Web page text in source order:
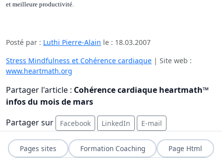
et meilleure productivité.
Posté par : Luthi Pierre-Alain le : 18.03.2007
Stress Mindfulness et Cohérence cardiaque | Site web :
www.heartmath.org
Partager l'article : Cohérence cardiaque heartmath™
infos du mois de mars
Partager sur
Facebook LinkedIn E-mail
Pages sites Formation Coaching Page Html